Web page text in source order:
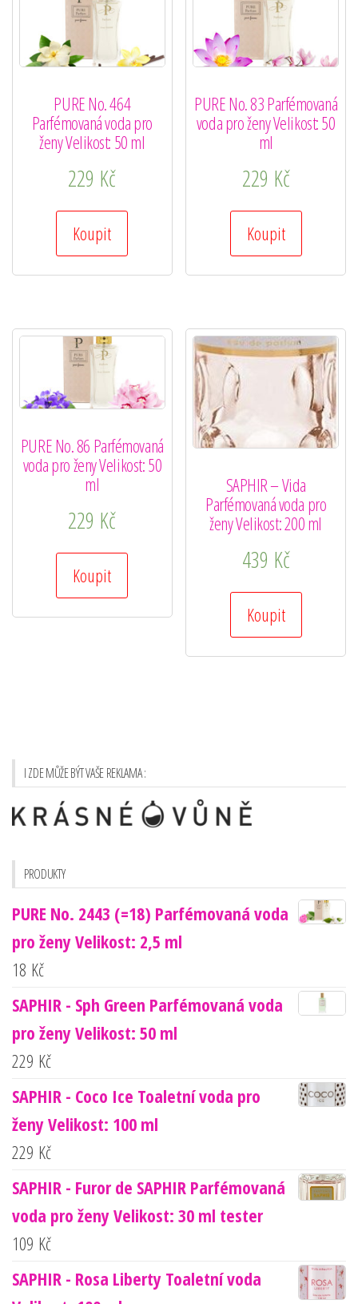
PURE No. 464
Parfémovaná voda pro
ženy Velikost: 50 ml
229 Kč
Koupit
PURE No. 83 Parfémovaná
voda pro ženy Velikost: 50
ml
229 Kč
Koupit
PURE No. 86 Parfémovaná
voda pro ženy Velikost: 50
ml
229 Kč
Koupit
SAPHIR – Vida
Parfémovaná voda pro
ženy Velikost: 200 ml
439 Kč
Koupit
I ZDE MŮŽE BÝT VAŠE REKLAMA :
PRODUKTY
PURE No. 2443 (=18) Parfémovaná voda
pro ženy Velikost: 2,5 ml
18 Kč
SAPHIR - Sph Green Parfémovaná voda
pro ženy Velikost: 50 ml
229 Kč
SAPHIR - Coco Ice Toaletní voda pro
ženy Velikost: 100 ml
229 Kč
SAPHIR - Furor de SAPHIR Parfémovaná
voda pro ženy Velikost: 30 ml tester
109 Kč
SAPHIR - Rosa Liberty Toaletní voda